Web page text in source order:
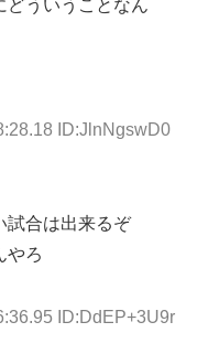
どういうことなん
ID:JlnNgswD0
試合は出来るぞ
やろ
ID:DdEP+3U9r